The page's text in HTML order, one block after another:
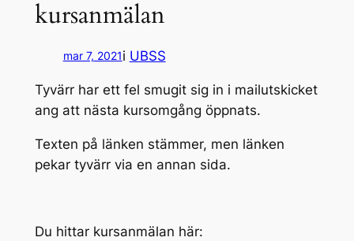
kursanmälan
mar 7, 2021i UBSS
Tyvärr har ett fel smugit sig in i mailutskicket
ang att nästa kursomgång öppnats.
Texten på länken stämmer, men länken
pekar tyvärr via en annan sida.
Du hittar kursanmälan här: